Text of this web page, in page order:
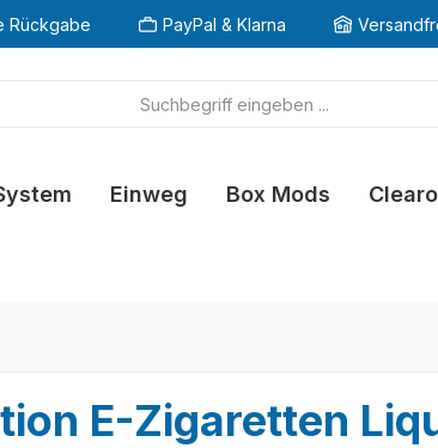
Rückgabe PayPal & Klarna
Einweg Box Mods
E-Zigaretten